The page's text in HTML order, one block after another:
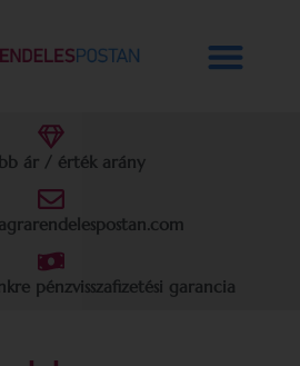
ár / érték arány
pénzvisszafizetési garancia